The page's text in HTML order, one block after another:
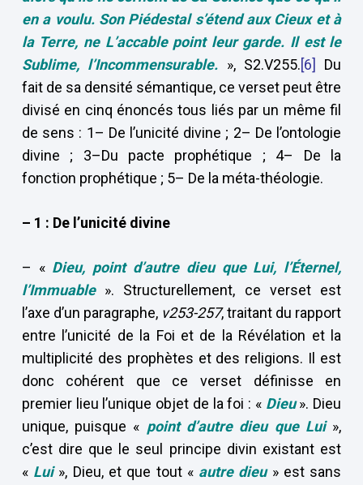
en a voulu. Son Piédestal s’étend aux Cieux et à
la Terre, ne L’accable point leur garde. Il est le
Sublime, l’Incommensurable. », S2.V255.[6]
Du
fait de sa densité sémantique, ce verset peut être
divisé en cinq énoncés tous liés par un même fil
de sens : 1– De l’unicité divine ; 2– De l’ontologie
divine ; 3–Du pacte prophétique ; 4– De la
fonction prophétique ; 5– De la méta-théologie.
– 1 : De l’unicité divine
– « Dieu, point d’autre dieu que Lui, l’Éternel,
l’Immuable ». Structurellement, ce verset est
l’axe d’un paragraphe, v253-257, traitant du rapport
entre l’unicité de la Foi et de la Révélation et la
multiplicité des prophètes et des religions. Il est
donc cohérent que ce verset définisse en
premier lieu l’unique objet de la foi : « Dieu». Dieu
unique, puisque « point d’autre dieu que Lui »,
c’est dire que le seul principe divin existant est
« Lui », Dieu, et que tout « autre dieu» est sans